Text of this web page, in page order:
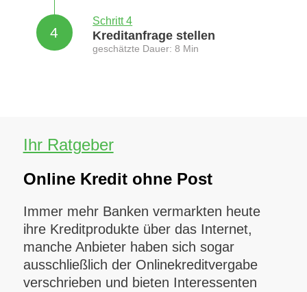
4
Schritt 4
Kreditanfrage stellen
geschätzte Dauer: 8 Min
Ihr Ratgeber
Online Kredit ohne Post
Immer mehr Banken vermarkten heute
ihre Kreditprodukte über das Internet,
manche Anbieter haben sich sogar
ausschließlich der Onlinekreditvergabe
verschrieben und bieten Interessenten